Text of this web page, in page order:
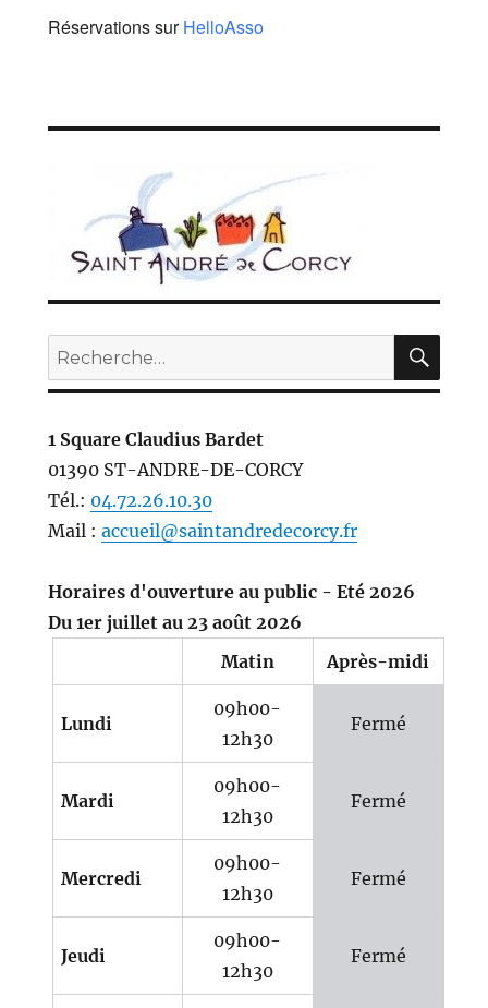
Réservations surHelloAsso
Recherche
pour :
1 Square Claudius Bardet
01390 ST-ANDRE-DE-CORCY
Tél.: 04.72.26.10.30
Mail : accueil@saintandredecorcy.fr
Horaires d'ouverture au public - Eté 2026
Du 1er juillet au 23 août 2026
Matin
Après-midi
Lundi
09h00-
12h30
Fermé
Mardi
09h00-
12h30
Fermé
Mercredi
09h00-
12h30
Fermé
Jeudi
09h00-
12h30
Fermé